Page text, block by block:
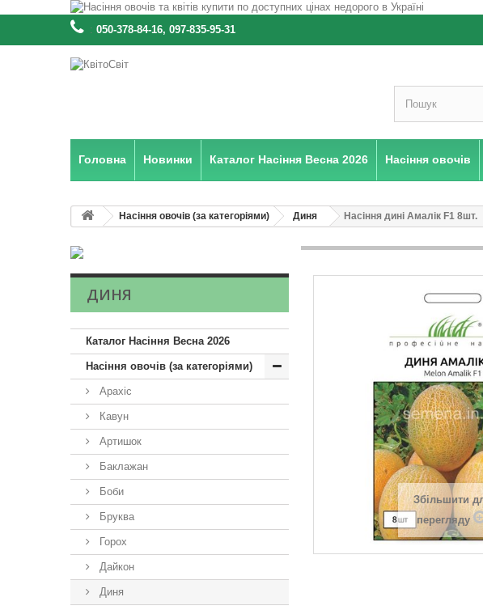
: 050-378-84-16, 097-835-95-31
Головна Новинки Каталог Насіння Весна 2026 Насіння овочів
Насіння овочів (за категоріями) Диня Насіння дині Амалік F1 8шт.
ДИНЯ
Каталог Насіння Весна 2026
Насіння овочів (за категоріями)
Арахіс
Кавун
Артишок
Баклажан
Боби
Бруква
Горох
Дайкон
Диня
Збільшити
перегляду